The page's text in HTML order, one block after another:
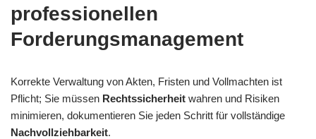
professionellen
Forderungsmanagement
Korrekte Verwaltung von Akten, Fristen und Vollmachten ist
Pflicht; Sie müssen Rechtssicherheit wahren und Risiken
minimieren, dokumentieren Sie jeden Schritt für vollständige
Nachvollziehbarkeit.